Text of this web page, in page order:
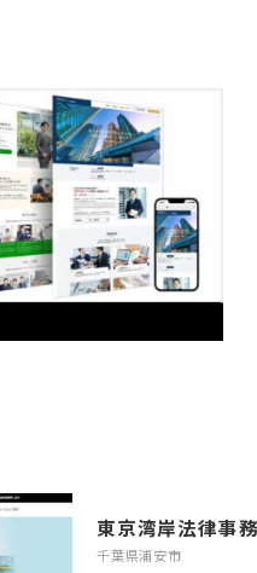
東京湾岸法律事
千葉県浦安市